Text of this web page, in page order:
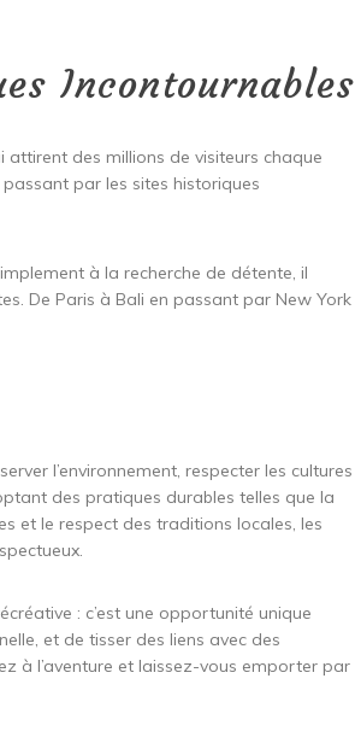
Incontournables
des millions de visiteurs chaque
par les sites historiques
à la recherche de détente, il
De Paris à Bali en passant par New York
l’environnement, respecter les cultures
des pratiques durables telles que la
et le respect des traditions locales, les
: c’est une opportunité unique
et de tisser des liens avec des
à l’aventure et laissez-vous emporter par